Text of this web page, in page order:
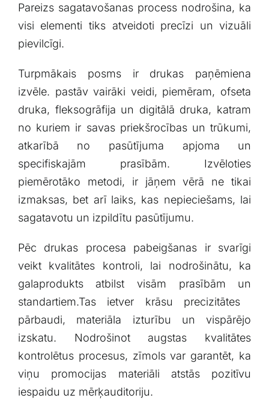
Pareizs sagatavošanas process nodrošina, ka
visi elementi tiks atveidoti precīzi ​un‌ vizuāli
⁣pievilcīgi.
Turpmākais ​posms ir drukas‌ paņēmiena
izvēle. pastāv vairāki veidi, ‌piemēram, ofseta
druka, fleksogrāfija un digitālā druka, katram
no kuriem ir savas priekšrocības‍ un trūkumi,
atkarībā no‍ pasūtījuma apjoma ‍un
⁢specifiskajām‌ prasībām. Izvēloties
piemērotāko⁢ metodi, ​ir jāņem vērā ne tikai
izmaksas, bet ‌arī ​laiks, kas nepieciešams, lai
sagatavotu un ⁣izpildītu pasūtījumu.
Pēc drukas procesa pabeigšanas⁣ ir svarīgi
veikt kvalitātes kontroli, lai nodrošinātu, ka
galaprodukts atbilst visām prasībām un
standartiem.Tas ietver krāsu​ precizitātes ​
pārbaudi, materiāla izturību un vispārējo
izskatu. Nodrošinot augstas kvalitātes
kontrolētus procesus, zīmols var garantēt, ka
viņu promocijas‍ materiāli‍ atstās pozitīvu
iespaidu uz mērķauditoriju.